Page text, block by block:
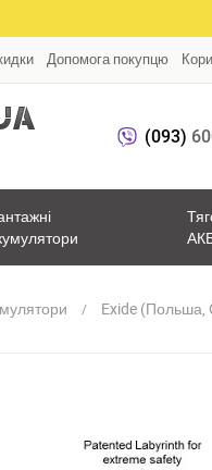
Допомога покупцю
(093)
Exide